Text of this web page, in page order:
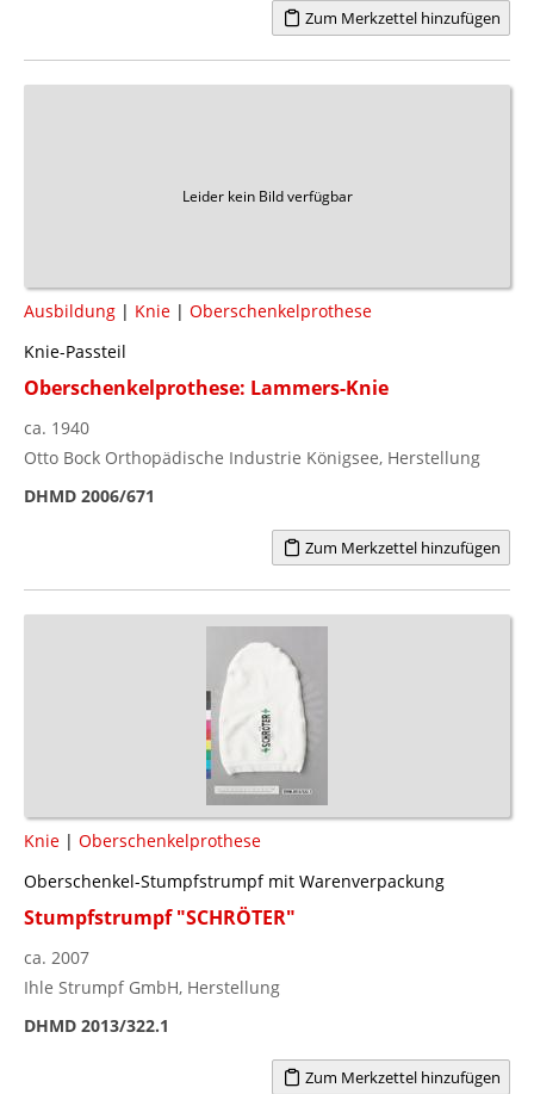
Zum Merkzettel hinzufügen
Leider kein Bild verfügbar
Ausbildung | Knie | Oberschenkelprothese
Knie-Passteil
Oberschenkelprothese: Lammers-Knie
ca. 1940
Otto Bock Orthopädische Industrie Königsee, Herstellung
DHMD 2006/671
Zum Merkzettel hinzufügen
Knie | Oberschenkelprothese
Oberschenkel-Stumpfstrumpf mit Warenverpackung
Stumpfstrumpf "SCHRÖTER"
ca. 2007
Ihle Strumpf GmbH, Herstellung
DHMD 2013/322.1
Zum Merkzettel hinzufügen